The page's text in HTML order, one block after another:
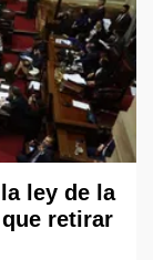
ley de la
retirar